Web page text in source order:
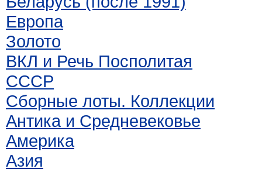
Европа
Золото
ВКЛ и Речь Посполитая
СССР
Сборные лоты. Коллекции
Антика и Средневековье
Америка
Азия